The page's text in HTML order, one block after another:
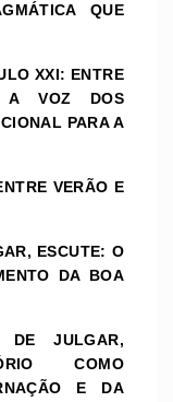
QUE
XXI: ENTRE
A VOZ DOS
PARA A
VERÃO E
ESCUTE: O
DA BOA
DE JULGAR,
COMO
E DA